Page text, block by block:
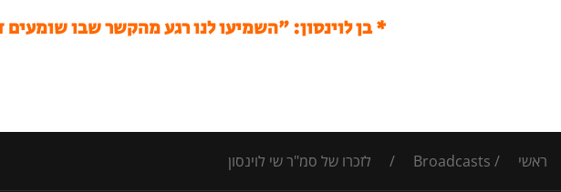
* בן לוינסון: "השמיעו לנו רגע מהקשר שבו
ראשי /
Broadcasts
/ לזכרו של סמ"ר שי לוינסון